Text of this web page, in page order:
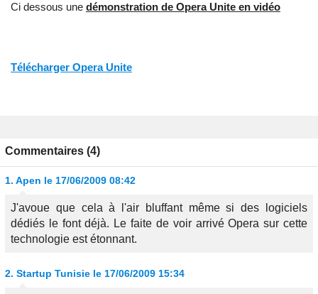
Ci dessous une démonstration de Opera Unite en vidéo
Télécharger Opera Unite
Commentaires (4)
1. Apen le 17/06/2009 08:42
J'avoue que cela à l'air bluffant même si des logiciels
dédiés le font déjà. Le faite de voir arrivé Opera sur cette
technologie est étonnant.
2. Startup Tunisie le 17/06/2009 15:34